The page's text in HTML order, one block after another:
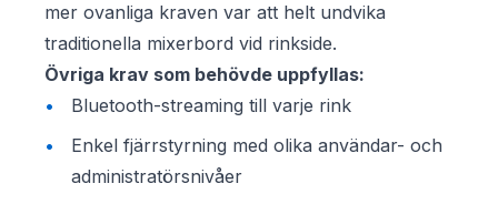
mer ovanliga kraven var att helt undvika
traditionella mixerbord vid rinkside.
Övriga krav som behövde uppfyllas:
Bluetooth-streaming till varje rink
Enkel fjärrstyrning med olika användar- och
administratörsnivåer